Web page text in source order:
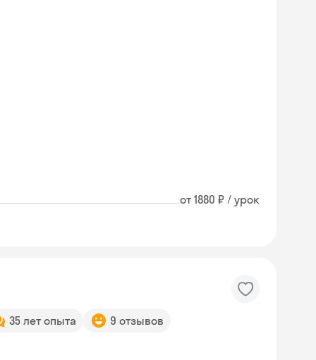
от 1880 ₽ / урок
35 лет опыта 9 отзывов